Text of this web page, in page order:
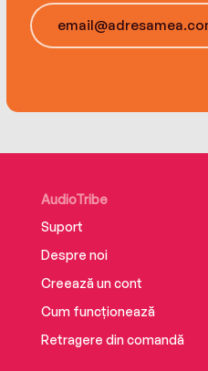
AudioTribe
Suport
Despre noi
Creează un cont
Cum funcționează
Retragere din comandă